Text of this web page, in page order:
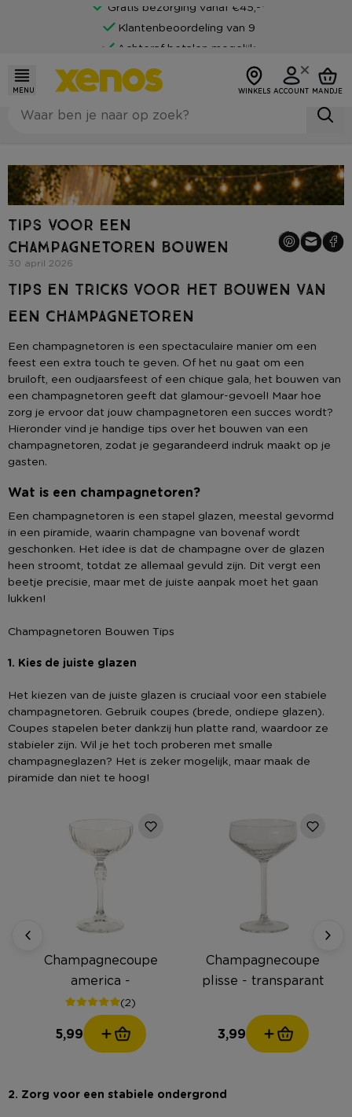
Gratis bezorging vanaf €45,-*
Klantenbeoordeling van 9
Achteraf betalen mogelijk
MENU WINKELS ACCOUNT MANDJE
Tips voor een
champagnetoren bouwen
30 april 2026
TIPS EN TRICKS VOOR HET BOUWEN VAN
EEN CHAMPAGNETOREN
Een champagnetoren is een spectaculaire manier om een
feest een extra touch te geven. Of het nu gaat om een
bruiloft, een oudjaarsfeest of een chique gala, het bouwen van
een champagnetoren geeft dat glamour-gevoel! Maar hoe
zorg je ervoor dat jouw champagnetoren een succes wordt?
Hieronder vind je handige tips over het bouwen van een
champagnetoren, zodat je gegarandeerd indruk maakt op je
gasten.
Wat is een champagnetoren?
Een champagnetoren is een stapel glazen, meestal gevormd
in een piramide, waarin champagne van bovenaf wordt
geschonken. Het idee is dat de champagne over de glazen
heen stroomt, totdat ze allemaal gevuld zijn. Dit vergt een
beetje precisie, maar met de juiste aanpak moet het gaan
lukken!
Champagnetoren Bouwen Tips
1. Kies de juiste glazen
Het kiezen van de juiste glazen is cruciaal voor een stabiele
champagnetoren. Gebruik coupes (brede, ondiepe glazen).
Coupes stapelen beter dankzij hun platte rand, waardoor ze
stabieler zijn. Wil je het toch proberen met smalle
champagneglazen? Het is zeker mogelijk, maar maak de
piramide dan niet te hoog!
Champagnecoupe
america -
transparant - 220 ml
(2)
5,99
Champagnecoupe
plisse - transparant
3,99
2. Zorg voor een stabiele ondergrond